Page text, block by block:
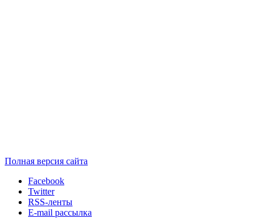
Полная версия сайта
Facebook
Twitter
RSS-ленты
E-mail рассылка